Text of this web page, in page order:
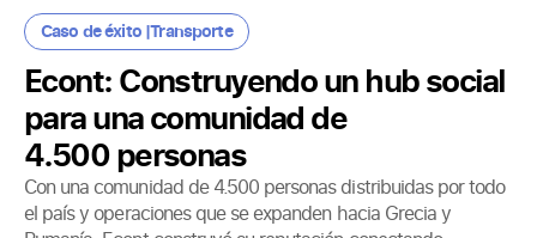
Caso de éxito |Transporte
Econt: Construyendo un hub social
para una comunidad de
4.500 personas
Con una comunidad de 4.500 personas distribuidas por todo
el país y operaciones que se expanden hacia Grecia y